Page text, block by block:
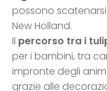
possono
New Holland.
Il percorso tra i
per i bambini, tra
impronte degli
grazie alle